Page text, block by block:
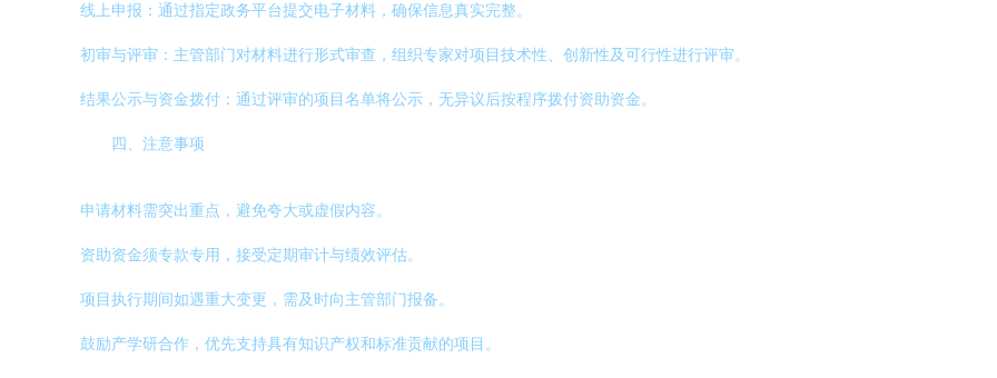
线上申报：通过指定政务平台提交电子材料，确保信息真实完整。
初审与评审：主管部门对材料进行形式审查，组织专家对项目技术性、创新性及可行性进行评审。
结果公示与资金拨付：通过评审的项目名单将公示，无异议后按程序拨付资助资金。
四、注意事项
申请材料需突出重点，避免夸大或虚假内容。
资助资金须专款专用，接受定期审计与绩效评估。
项目执行期间如遇重大变更，需及时向主管部门报备。
鼓励产学研合作，优先支持具有知识产权和标准贡献的项目。